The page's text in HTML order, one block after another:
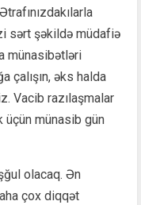
sərt şəkildə müdafiə
münasibətləri
çalışın, əks halda
Vacib razılaşmalar
üçün münasib gün
olacaq. Ən
çox diqqət